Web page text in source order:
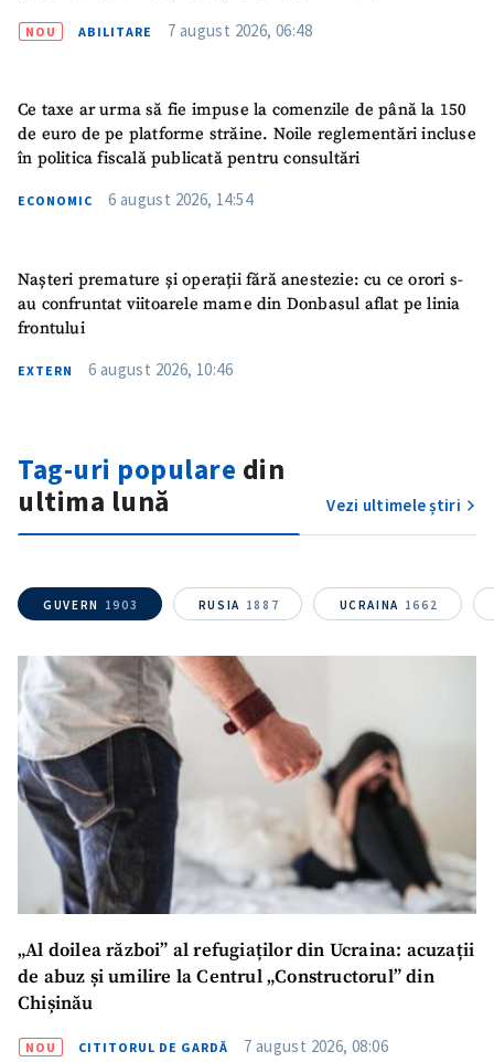
NOU ABILITARE 7 august 2026, 06:48
Ce taxe ar urma să fie impuse la comenzile de până la 150
de euro de pe platforme străine. Noile reglementări incluse
în politica fiscală publicată pentru consultări
ECONOMIC 6 august 2026, 14:54
Nașteri premature și operații fără anestezie: cu ce orori s-
au confruntat viitoarele mame din Donbasul aflat pe linia
frontului
EXTERN 6 august 2026, 10:46
Tag-uri populare din
ultima lună
Vezi ultimele știri
GUVERN 1903 RUSIA 1887 UCRAINA 1662
„Al doilea război” al refugiaților din Ucraina: acuzații
de abuz și umilire la Centrul „Constructorul” din
Chișinău
NOU CITITORUL DE GARDĂ 7 august 2026, 08:06
ȘTIREA MEA
Fotografie
+ Încarcă imagine
Link media
+ Link media
CONTACT SURSĂ
Sursă anonimă
Nume+ Numele meu
Email + Emailul meu
+ Telefon personal